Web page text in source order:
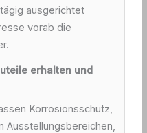
ausgerichtet
vorab die
erhalten und
Korrosionsschutz,
Ausstellungsbereichen,